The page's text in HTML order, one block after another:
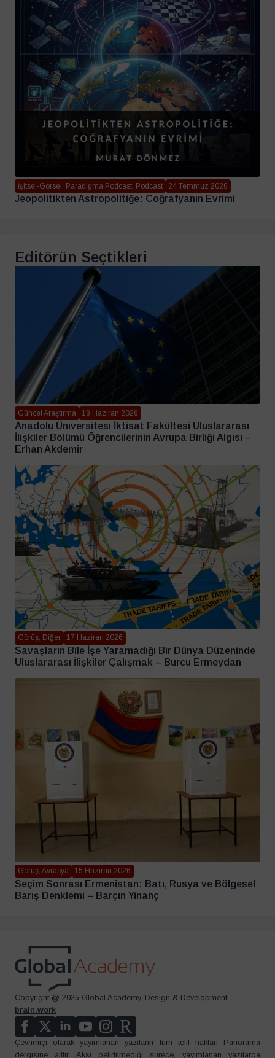
İşitsel-Görsel, Paradigma Podcast, Podcast 24 Temmuz 2026
Jeopolitikten Astropolitiğe: Coğrafyanın Evrimi
Editörün Seçtikleri
Güncel Araştırma 18 Haziran 2026
Anadolu Üniversitesi İktisat Fakültesi Uluslararası
İlişkiler Bölümü Öğrencilerinin Avrupa Birliği Algısı –
Erhan Akdemir
Görüş, Diğer 17 Haziran 2026
Savaşların Bile İşe Yaramadığı Bir Dünya Düzeninde
Uluslararası İlişkiler Çalışmak – Burcu Ermeydan
Görüş, Avrasya 15 Haziran 2026
Seçim Sonrası Ermenistan: Batı, Rusya ve Bölgesel
Barış Denklemi – Barçın Yinanç
Copyright @ 2025 Global Academy. Design & Development
brain.work
Çevrimiçi olarak yayımlanan yazıların tüm telif hakları Panorama
dergisine aittir. Aksi belirtilmediği sürece, yayımlanan yazılarda